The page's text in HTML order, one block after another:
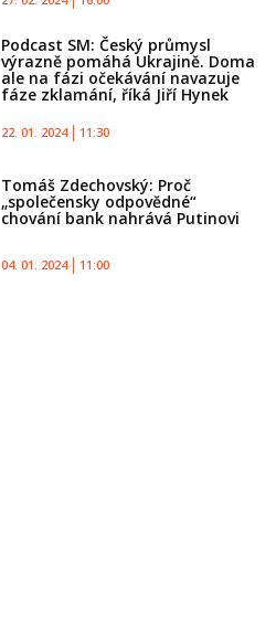
Podcast SM: Český průmysl
výrazně pomáhá Ukrajině. Doma
ale na fázi očekávání navazuje
fáze zklamání, říká Jiří Hynek
22. 01. 2024 11:30
Tomáš Zdechovský: Proč
„společensky odpovědné“
chování bank nahrává Putinovi
04. 01. 2024 11:00